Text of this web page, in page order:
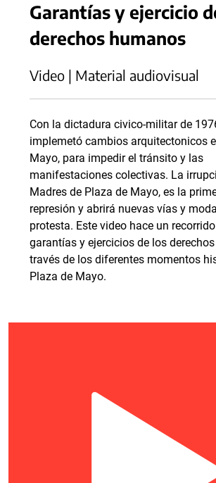
Garantías y ejercicio
derechos humanos
Video | Material audiovisual
Con la dictadura civico-militar de
implemetó cambios arquitectonicos
Mayo, para impedir el tránsito y las
manifestaciones colectivas. La
Madres de Plaza de Mayo, es la
represión y abrirá nuevas vías y
protesta. Este video hace un
garantías y ejercicios de los
través de los diferentes momentos
Plaza de Mayo.